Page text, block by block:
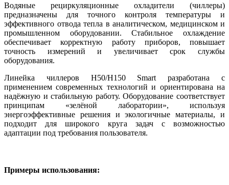
Водяные рециркуляционные охладители (чиллеры)
предназначены для точного контроля температуры и
эффективного отвода тепла в аналитическом, медицинском и
промышленном оборудовании. Стабильное охлаждение
обеспечивает корректную работу приборов, повышает
точность измерений и увеличивает срок службы
оборудования.
Линейка чиллеров H50/H150 Smart разработана с
применением современных технологий и ориентирована на
надёжную и стабильную работу. Оборудование соответствует
принципам «зелёной лаборатории», используя
энергоэффективные решения и экологичные материалы, и
подходит для широкого круга задач с возможностью
адаптации под требования пользователя.
Примеры использования: